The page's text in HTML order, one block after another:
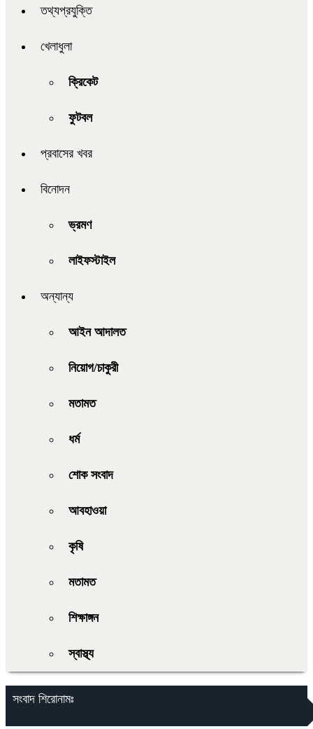
তথ্যপ্রযুক্তি
খেলাধুলা
ক্রিকেট
ফুটবল
প্রবাসের খবর
বিনোদন
ভ্রমণ
লাইফস্টাইল
অন্যান্য
আইন আদালত
নিয়োগ/চাকুরী
মতামত
ধর্ম
শোক সংবাদ
আবহাওয়া
কৃষি
মতামত
শিক্ষাঙ্গন
স্বাস্থ্য
সংবাদ শিরোনামঃ